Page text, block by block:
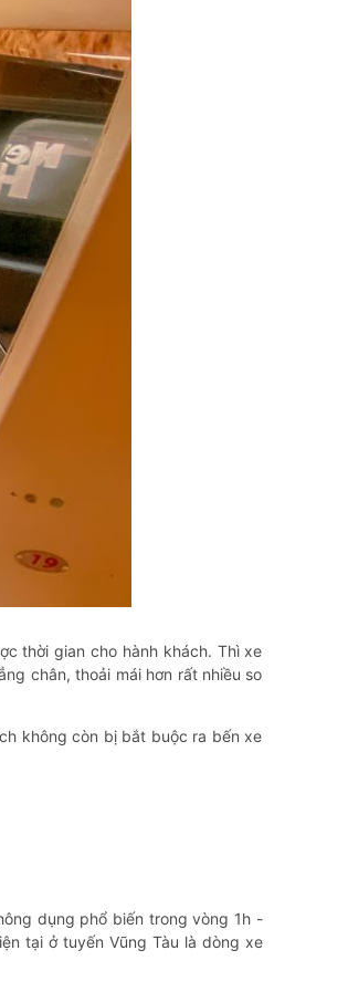
thời gian cho hành khách. Thì xe
chân, thoải mái hơn rất nhiều so
không còn bị bắt buộc ra bến xe
dụng phổ biến trong vòng 1h -
tại ở tuyến Vũng Tàu là dòng xe